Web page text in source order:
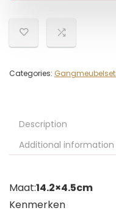
Categories:
Description
Additional information
Maat:14.2×4.5cm
Kenmerken